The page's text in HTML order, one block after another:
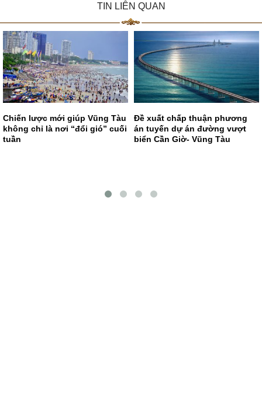
TIN LIÊN QUAN
Chiến lược mới giúp Vũng Tàu
không chỉ là nơi “đổi gió” cuối
tuần
Đề xuất chấp thuận phương
án tuyến dự án đường vượt
biển Cần Giờ- Vũng Tàu